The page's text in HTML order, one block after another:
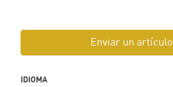
Enviar un artículo
IDIOMA